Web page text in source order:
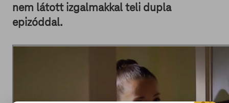
nem látott izgalmakkal teli dupla
epizóddal.